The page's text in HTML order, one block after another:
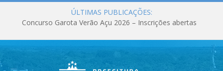
ÚLTIMAS PUBLICAÇÕES:
Concurso Garota Verão Açu 2026 – Inscrições abertas